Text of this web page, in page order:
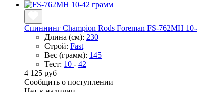
Спиннинг Champion Rods Foreman FS-762MH
Длина (см): 230
Строй: Fast
Вес (грамм): 145
Тест: 10 - 42
4 125 руб
Сообщить о поступлении